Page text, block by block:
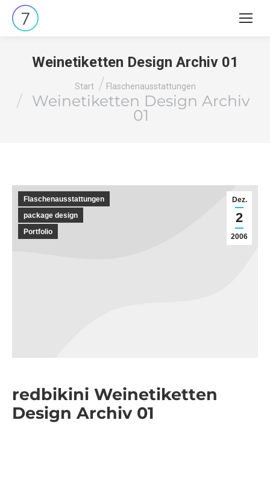
Weinetiketten Design Archiv 01
Sie befinden sich hier:
Start Flaschenausstattungen
Weinetiketten Design Archiv
01
Dez.
2
2006
Flaschenausstattungen
package design
Portfolio
redbikini Weinetiketten
Design Archiv 01